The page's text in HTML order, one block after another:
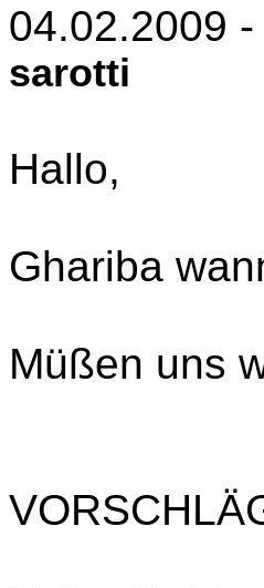
04.02.2009
sarotti
Hallo,
Ghariba
Müßen uns